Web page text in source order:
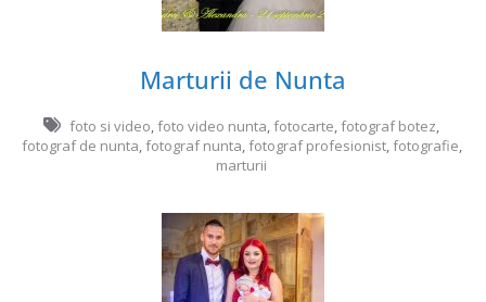
Marturii de Nunta
foto si video,foto video nunta,fotocarte,fotograf botez,
fotograf de nunta,fotograf nunta,fotograf profesionist,fotografie,
marturii